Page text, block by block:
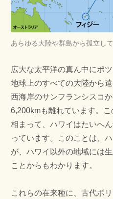
あらゆる大陸や群島から孤立し
広大な太平洋の真ん中にポ
地球上のすべての大陸から
西海岸のサンフランシスコ
6,200kmも離れています。
相まって、ハワイはたいへ
っています。このことは、
が、ハワイ以外の地域には
ことからもわかります。
これらの在来種に、古代ポ